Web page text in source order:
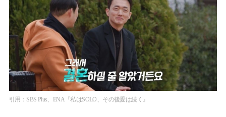
引用：SBS Plus、ENA『私はSOLO、その後愛は続く』